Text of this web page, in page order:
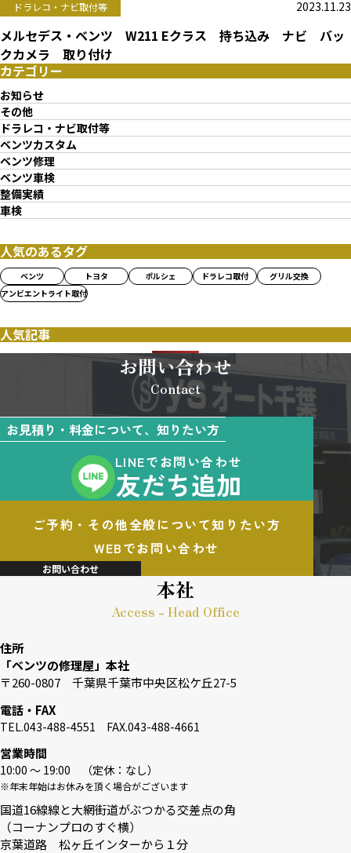
ドラレコ・ナビ取付等 2023.11.23
メルセデス・ベンツ W211 Eクラス 持ち込み ナビ バッ
クカメラ 取り付け
カテゴリー
お知らせ
その他
ドラレコ・ナビ取付等
ベンツカスタム
ベンツ修理
ベンツ車検
整備実績
車検
人気のあるタグ
ベンツ トヨタ ポルシェ ドラレコ取付
グリル交換
アンビエントライト取付
人気記事
お問い合わせ
Contact
お見積り・料金について、知りたい方
LINEでお問い合わせ
友だち追加
ご予約・その他全般について知りたい方
WEBでお問い合わせ
お問い合わせ
本社
Access - Head Office
住所
「ベンツの修理屋」本社
〒260-0807 千葉県千葉市中央区松ケ丘27-5
電話・FAX
TEL.043-488-4551 FAX.043-488-4661
営業時間
10:00 〜 19:00 （定休：なし）
※年末年始はお休みを頂く場合がございます
国道16線線と大網街道がぶつかる交差点の角
（コーナンプロのすぐ横）
京葉道路 松ヶ丘インターから１分